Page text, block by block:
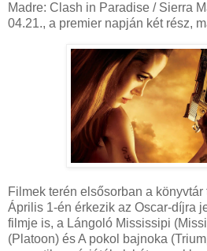
Madre: Clash in Paradise / Sierra
04.21., a premier napján két rész,
Filmek terén elsősorban a
Április 1-én érkezik az Oscar-díjra
filmje is, a Lángoló Mississipi
(Platoon) és A pokol bajnoka